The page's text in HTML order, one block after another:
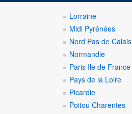
Lorraine
Midi Pyrénées
Nord Pas de Calais
Normandie
Paris Ile de France
Pays de la Loire
Picardie
Poitou Charentes